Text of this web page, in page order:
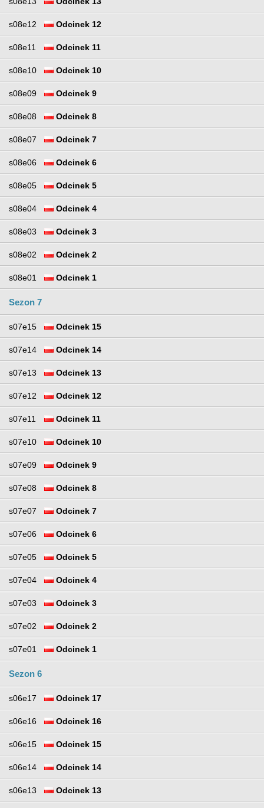
s08e12 Odcinek 12
s08e11 Odcinek 11
s08e10 Odcinek 10
s08e09 Odcinek 9
s08e08 Odcinek 8
s08e07 Odcinek 7
s08e06 Odcinek 6
s08e05 Odcinek 5
s08e04 Odcinek 4
s08e03 Odcinek 3
s08e02 Odcinek 2
s08e01 Odcinek 1
Sezon 7
s07e15 Odcinek 15
s07e14 Odcinek 14
s07e13 Odcinek 13
s07e12 Odcinek 12
s07e11 Odcinek 11
s07e10 Odcinek 10
s07e09 Odcinek 9
s07e08 Odcinek 8
s07e07 Odcinek 7
s07e06 Odcinek 6
s07e05 Odcinek 5
s07e04 Odcinek 4
s07e03 Odcinek 3
s07e02 Odcinek 2
s07e01 Odcinek 1
Sezon 6
s06e17 Odcinek 17
s06e16 Odcinek 16
s06e15 Odcinek 15
s06e14 Odcinek 14
s06e13 Odcinek 13